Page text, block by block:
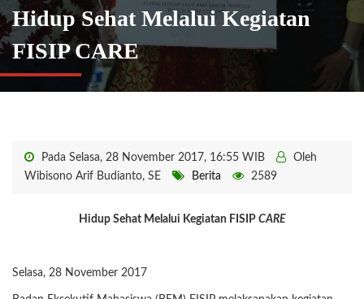
Hidup Sehat Melalui Kegiatan
FISIP CARE
Pada Selasa, 28 November 2017, 16:55 WIB
Oleh
Wibisono Arif Budianto, SE
Berita 2589
Hidup Sehat Melalui Kegiatan FISIP CARE
Selasa, 28 November 2017